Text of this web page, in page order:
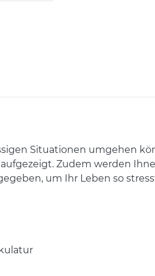
Situationen umgehen
Zudem werden
um Ihr Leben so